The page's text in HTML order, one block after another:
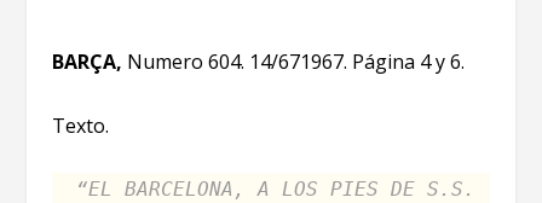
BARÇA, Numero 604. 14/671967. Página 4 y 6.
Texto.
“EL BARCELONA, A LOS PIES DE S.S.